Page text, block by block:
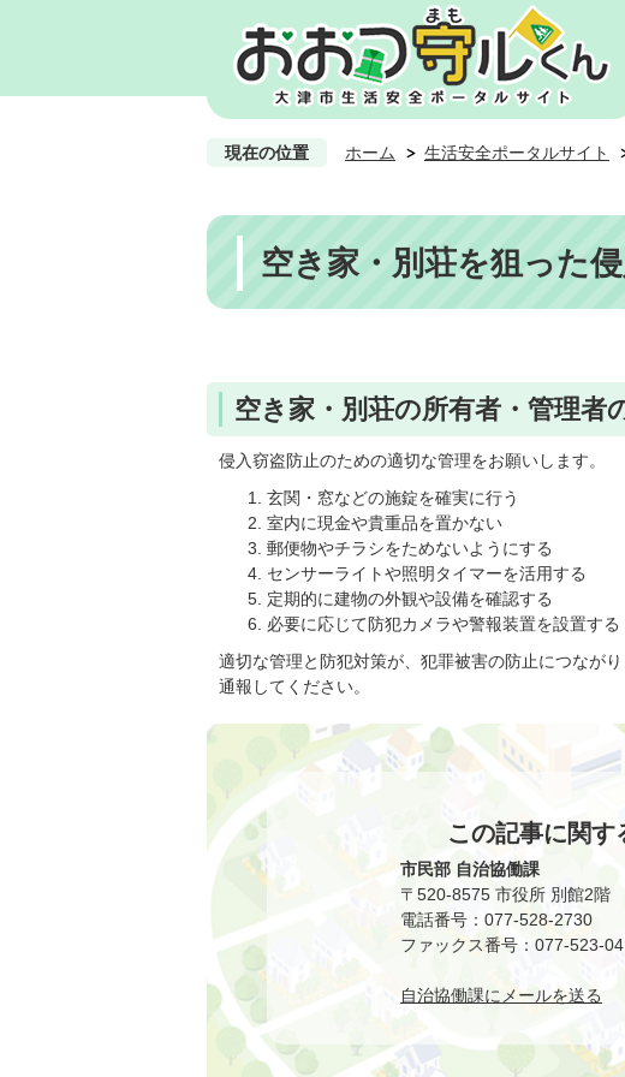
現在の位置 ホーム 生活安全ポータルサイト
空き家・別荘を狙った
空き家・別荘の所有者・管理者
侵入窃盗防止のための適切な管理をお願いします。
玄関・窓などの施錠を確実に行う
室内に現金や貴重品を置かない
郵便物やチラシをためないようにする
センサーライトや照明タイマーを活用する
定期的に建物の外観や設備を確認する
必要に応じて防犯カメラや警報装置を設置する
適切な管理と防犯対策が、犯罪被害の防止につなが
通報してください。
この記事に関す
市民部 自治協働課
〒520-8575 市役所 別館2階
電話番号：077-528-2730
ファックス番号：077-523-
自治協働課にメールを送る